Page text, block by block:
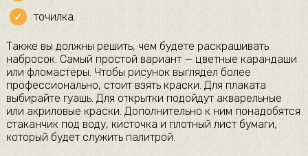
точилка.
Также вы должны решить, чем будете раскрашивать
набросок. Самый простой вариант — цветные карандаши
или фломастеры. Чтобы рисунок выглядел более
профессионально, стоит взять краски. Для плаката
выбирайте гуашь. Для открытки подойдут акварельные
или акриловые краски. Дополнительно к ним понадобятся
стаканчик под воду, кисточка и плотный лист бумаги,
который будет служить палитрой.